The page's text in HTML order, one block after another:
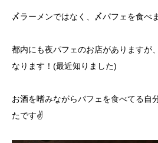
〆ラーメンではなく、〆パフェを食べ
都内にも夜パフェのお店がありますが
なります！(最近知りました)
お酒を嗜みながらパフェを食べてる自
たです✌️